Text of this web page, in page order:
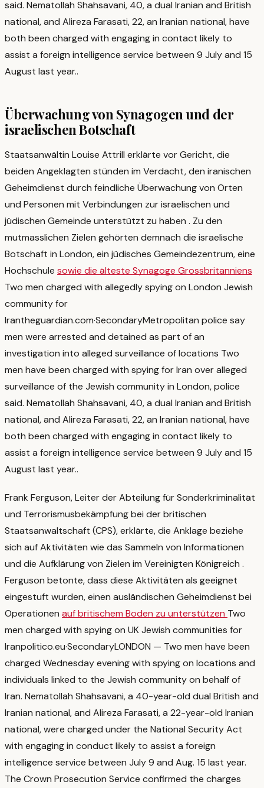
said. Nematollah Shahsavani, 40, a dual Iranian and British
national, and Alireza Farasati, 22, an Iranian national, have
both been charged with engaging in contact likely to
assist a foreign intelligence service between 9 July and 15
August last year..
Überwachung von Synagogen und der
israelischen Botschaft
Staatsanwältin Louise Attrill erklärte vor Gericht, die
beiden Angeklagten stünden im Verdacht, den iranischen
Geheimdienst durch feindliche Überwachung von Orten
und Personen mit Verbindungen zur israelischen und
jüdischen Gemeinde unterstützt zu haben . Zu den
mutmasslichen Zielen gehörten demnach die israelische
Botschaft in London, ein jüdisches Gemeindezentrum, eine
Hochschule sowie die älteste Synagoge Grossbritanniens
Two men charged with allegedly spying on London Jewish
community for
Irantheguardian.com·SecondaryMetropolitan police say
men were arrested and detained as part of an
investigation into alleged surveillance of locations Two
men have been charged with spying for Iran over alleged
surveillance of the Jewish community in London, police
said. Nematollah Shahsavani, 40, a dual Iranian and British
national, and Alireza Farasati, 22, an Iranian national, have
both been charged with engaging in contact likely to
assist a foreign intelligence service between 9 July and 15
August last year..
Frank Ferguson, Leiter der Abteilung für Sonderkriminalität
und Terrorismusbekämpfung bei der britischen
Staatsanwaltschaft (CPS), erklärte, die Anklage beziehe
sich auf Aktivitäten wie das Sammeln von Informationen
und die Aufklärung von Zielen im Vereinigten Königreich .
Ferguson betonte, dass diese Aktivitäten als geeignet
eingestuft wurden, einen ausländischen Geheimdienst bei
Operationen auf britischem Boden zu unterstützen Two
men charged with spying on UK Jewish communities for
Iranpolitico.eu·SecondaryLONDON — Two men have been
charged Wednesday evening with spying on locations and
individuals linked to the Jewish community on behalf of
Iran. Nematollah Shahsavani, a 40-year-old dual British and
Iranian national, and Alireza Farasati, a 22-year-old Iranian
national, were charged under the National Security Act
with engaging in conduct likely to assist a foreign
intelligence service between July 9 and Aug. 15 last year.
The Crown Prosecution Service confirmed the charges